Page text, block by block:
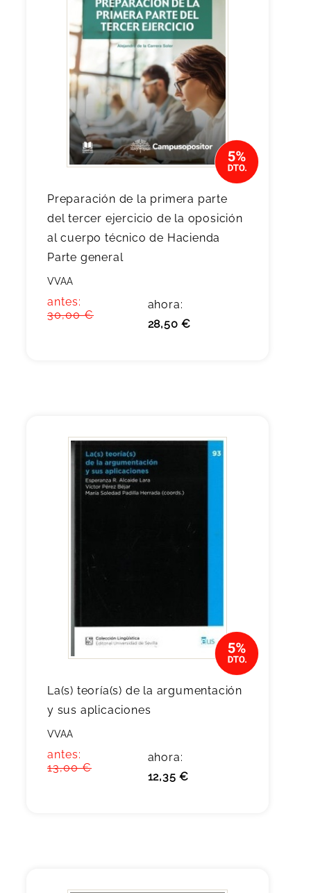
Preparación de la primera parte
del tercer ejercicio de la oposición
al cuerpo técnico de Hacienda
Parte general
VVAA
antes:
30,00 €
ahora:
28,50 €
La(s) teoría(s) de la argumentación
y sus aplicaciones
VVAA
antes:
13,00 €
ahora:
12,35 €